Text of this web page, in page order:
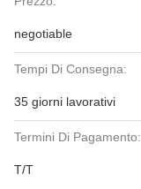
negotiable
Tempi Di Consegna:
35 giorni lavorativi
Termini Di Pagamento:
T/T